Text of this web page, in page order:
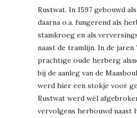
Rustwat. In 1597 gebouwd
daarna o.a. fungerend als
stamkroeg en als
naast de tramlijn. In de jaren
prachtige oude herberg
bij de aanleg van de
werd hier een stokje voor
Rustwat werd wél
vervolgens herbouwd naast